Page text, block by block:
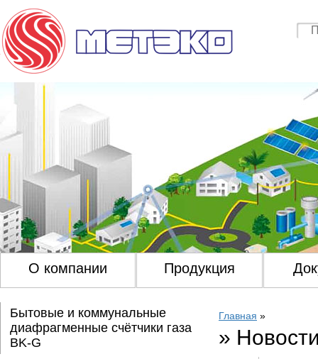
О компании Продукция
Бытовые и коммунальные
диафрагменные счётчики газа
BK-G
Главная »
»